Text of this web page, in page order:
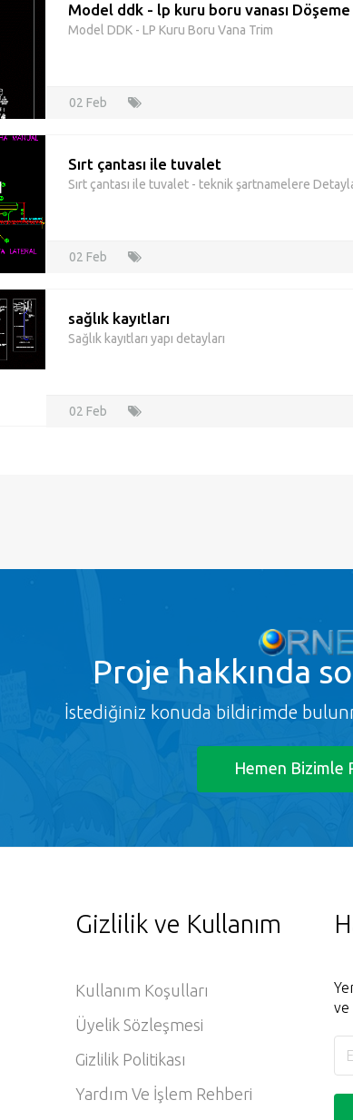
Model ddk - lp kuru boru vanası Döşeme
Model DDK - LP Kuru Boru Vana Trim
02 Feb
Sırt çantası ile tuvalet
Sırt çantası ile tuvalet - teknik şartnamelere
02 Feb
sağlık kayıtları
Sağlık kayıtları yapı detayları
02 Feb
Proje hakkında
İstediğiniz konuda bildirimde
Hemen Bizimle
Gizlilik ve Kullanım
Kullanım Koşulları
Üyelik Sözleşmesi
Gizlilik Politikası
Yardım Ve İşlem Rehberi
ve